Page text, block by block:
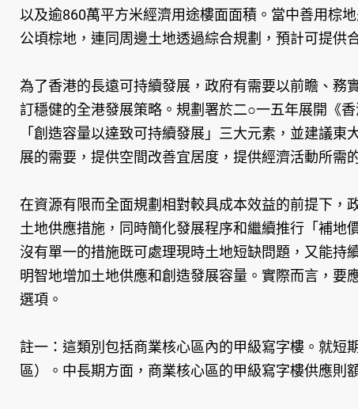
以及逾860萬平方米經濟用途樓面面積。當中善用棕
公頃棕地，連同周邊土地透過綜合規劃，預計可提供
為了香港的長遠可持續發展，政府有需要以前瞻、務
訂穩健的全港發展策略。規劃署於二○一五年展開《
「創造容量以達致可持續發展」三大元素，並建議
展的需要，提供空間改善宜居度，提供經濟活動所需
在資源有限而全面規劃相對較具成本效益的前提下，
土地供應措施，同時簡化發展程序和繼續推行「補
沒有單一的措施既可處理現時土地短缺問題，又能持
明智地增加土地供應和創造發展容量。實際而言，
選項。
註一：這類別包括商業核心區內的甲級寫字樓。就短
區）。中長期方面，商業核心區的甲級寫字樓供應則